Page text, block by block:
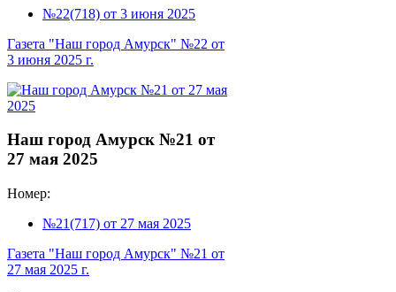
№22(718) от 3 июня 2025
Газета "Наш город Амурск" №22 от
3 июня 2025 г.
Наш город Амурск №21 от
27 мая 2025
Номер:
№21(717) от 27 мая 2025
Газета "Наш город Амурск" №21 от
27 мая 2025 г.